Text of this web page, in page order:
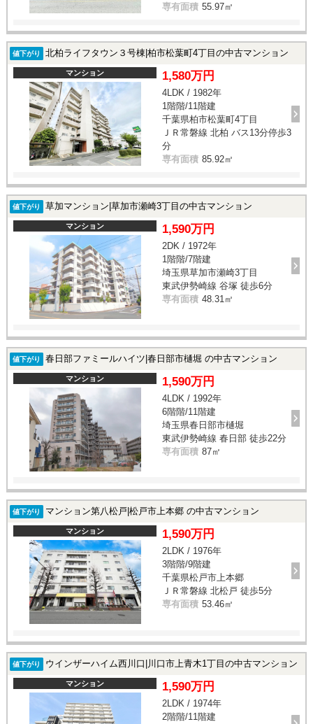
専有面積 55.97㎡
値下がり 北柏ライフタウン３号棟|柏市松葉町4丁目の中古マンション
マンション 1,580万円
4LDK / 1982年
1階階/11階建
千葉県柏市松葉町4丁目
ＪＲ常磐線 北柏 バス13分停歩3
分
専有面積 85.92㎡
値下がり 草加マンション|草加市瀬崎3丁目の中古マンション
マンション 1,590万円
2DK / 1972年
1階階/7階建
埼玉県草加市瀬崎3丁目
東武伊勢崎線 谷塚 徒歩6分
専有面積 48.31㎡
値下がり 春日部ファミールハイツ|春日部市樋堀 の中古マンション
マンション 1,590万円
4LDK / 1992年
6階階/11階建
埼玉県春日部市樋堀
東武伊勢崎線 春日部 徒歩22分
専有面積 87㎡
値下がり マンション第八松戸|松戸市上本郷 の中古マンション
マンション 1,590万円
2LDK / 1976年
3階階/9階建
千葉県松戸市上本郷
ＪＲ常磐線 北松戸 徒歩5分
専有面積 53.46㎡
値下がり ウインザーハイム西川口|川口市上青木1丁目の中古マンション
マンション 1,590万円
2LDK / 1974年
2階階/11階建